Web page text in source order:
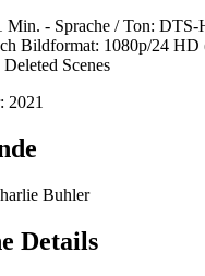
Min. - Sprache / Ton:
Bildformat: 1080p/24 HD
Scenes
2021
Buhler
Details